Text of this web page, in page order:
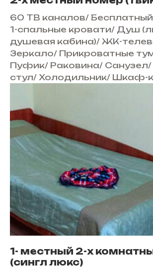
60 ТВ каналов/ Бесплатный
1-спальные кровати/ Душ
душевая кабина)/ ЖК-
Зеркало/ Прикроватные
Пуфик/ Раковина/ Санузел/
стул/ Холодильник/ Шкаф-
1- местный 2-х
(сингл люкс)